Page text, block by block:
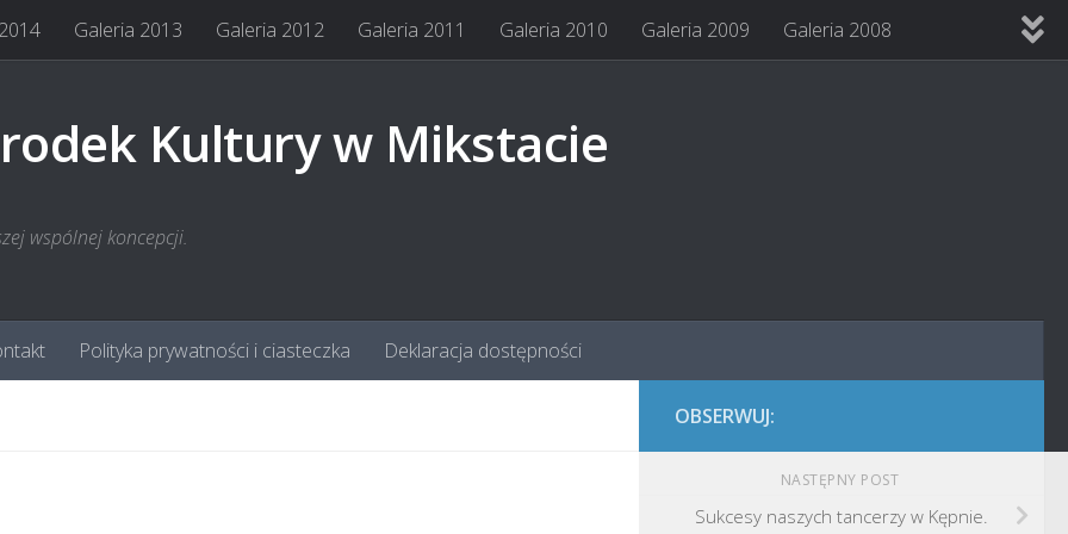
Galeria 2013 Galeria 2012 Galeria 2011 Galeria 2010 Galeria 2009 Galeria 2008
Kultury w Mikstacie
wspólnej koncepcji.
Polityka prywatności i ciasteczka Deklaracja dostępności
OBSERWUJ:
NASTĘPNY POST
Sukcesy naszych tancerzy w Kępnie.